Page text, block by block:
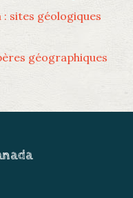
sites géologiques
géographiques